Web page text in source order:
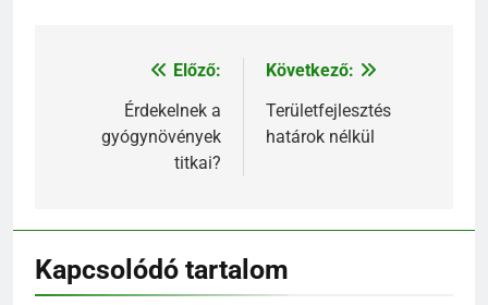
Bejegyzés
navigáció
Előző:
Érdekelnek a
gyógynövények
titkai?
Következő:
Területfejlesztés
határok nélkül
Kapcsolódó tartalom